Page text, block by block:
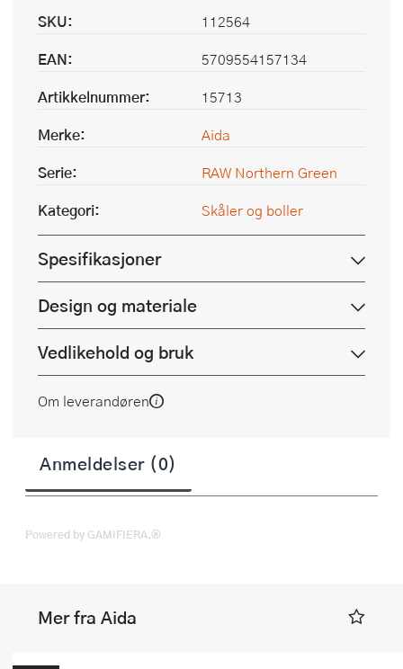
SKU:
112564
EAN:
5709554157134
Artikkelnummer:
15713
Merke:
Aida
Serie:
RAW Northern Green
Kategori:
Skåler og boller
Spesifikasjoner
Design og materiale
Vedlikehold og bruk
Om leverandøren
Anmeldelser (0)
Powered by GAMIFIERA.®
Mer fra Aida